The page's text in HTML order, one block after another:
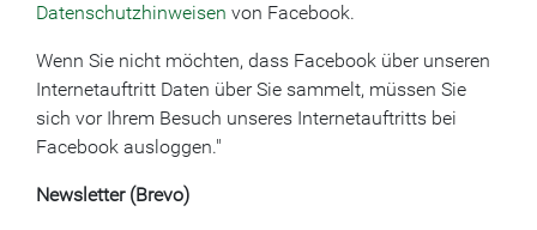
Datenschutzhinweisen von Facebook.
Wenn Sie nicht möchten, dass Facebook über unseren
Internetauftritt Daten über Sie sammelt, müssen Sie
sich vor Ihrem Besuch unseres Internetauftritts bei
Facebook ausloggen."
Newsletter (Brevo)